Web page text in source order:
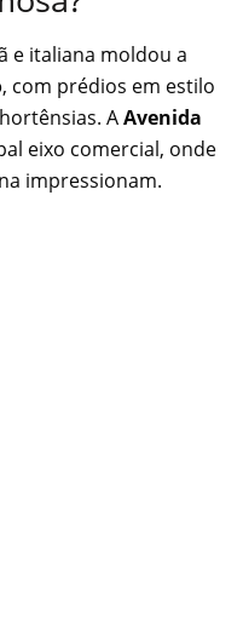
e italiana moldou a
, com prédios em estilo
AAvenida
eixo comercial, onde
impressionam.